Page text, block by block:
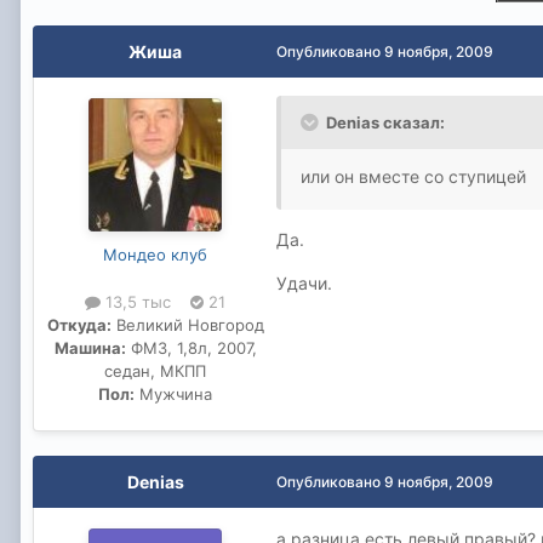
Жиша
Мондео клуб
13,5 тыс
21
Откуда: Великий Новгород
Машина: ФМ3, 1,8л, 2007,
седан, МКПП
Пол: Мужчина
Опубликовано 9 ноября, 2009
Denias сказал:
или он вместе со ступицей
Да.
Удачи.
Denias Опубликовано 9 ноября, 2009
а разница есть левый правый?